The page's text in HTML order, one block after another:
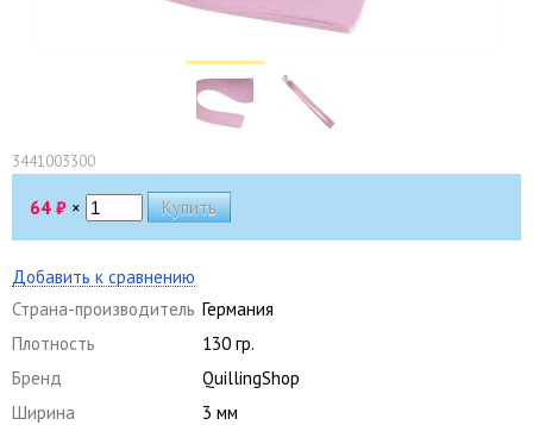
3441003300
64 ₽ ×
Добавить к сравнению
Страна-производитель Германия
Плотность
130 гр.
Бренд
QuillingShop
Ширина
3 мм